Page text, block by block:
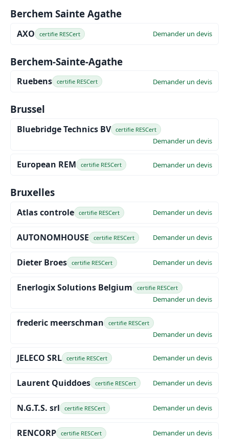
Berchem Sainte Agathe
AXO certifie RESCert Demander un devis
Berchem-Sainte-Agathe
Ruebens certifie RESCert Demander un devis
Brussel
Bluebridge Technics BV certifie RESCert
Demander un devis
European REM certifie RESCert Demander un devis
Bruxelles
Atlas controle certifie RESCert Demander un devis
AUTONOMHOUSE certifie RESCert Demander un devis
Dieter Broes certifie RESCert Demander un devis
Enerlogix Solutions Belgium certifie RESCert
Demander un devis
frederic meerschman certifie RESCert
Demander un devis
JELECO SRL certifie RESCert Demander un devis
Laurent Quiddoes certifie RESCert Demander un devis
N.G.T.S. srl certifie RESCert Demander un devis
RENCORP certifie RESCert Demander un devis